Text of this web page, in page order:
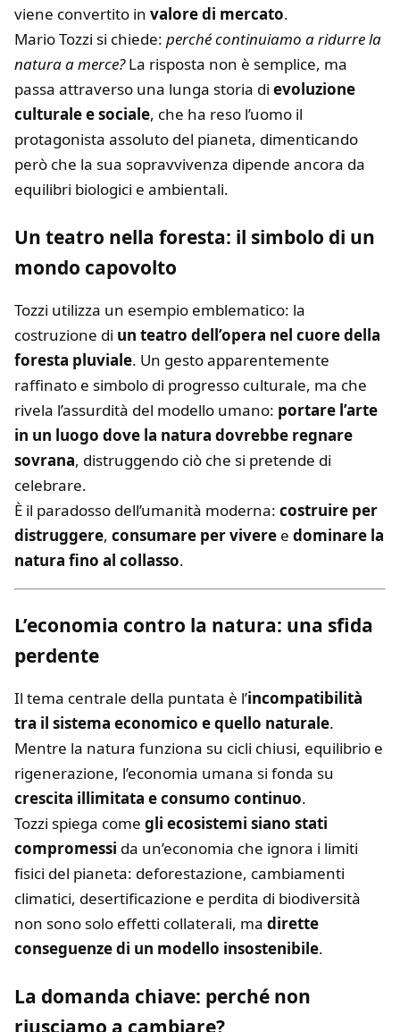
viene convertito in valore di mercato.
Mario Tozzi si chiede: perché continuiamo a ridurre la
natura a merce?La risposta non è semplice, ma
passa attraverso una lunga storia di evoluzione
culturale e sociale, che ha reso l’uomo il
protagonista assoluto del pianeta, dimenticando
però che la sua sopravvivenza dipende ancora da
equilibri biologici e ambientali.
Un teatro nella foresta: il simbolo di un
mondo capovolto
Tozzi utilizza un esempio emblematico: la
costruzione di un teatro dell’opera nel cuore della
foresta pluviale. Un gesto apparentemente
raffinato e simbolo di progresso culturale, ma che
rivela l’assurdità del modello umano: portare l’arte
in un luogo dove la natura dovrebbe regnare
sovrana, distruggendo ciò che si pretende di
celebrare.
È il paradosso dell’umanità moderna: costruire per
distruggere, consumare per vivere e dominare la
natura fino al collasso.
L’economia contro la natura: una sfida
perdente
Il tema centrale della puntata è l’incompatibilità
tra il sistema economico e quello naturale.
Mentre la natura funziona su cicli chiusi, equilibrio e
rigenerazione, l’economia umana si fonda su
crescita illimitata e consumo continuo.
Tozzi spiega come gli ecosistemi siano stati
compromessi da un’economia che ignora i limiti
fisici del pianeta: deforestazione, cambiamenti
climatici, desertificazione e perdita di biodiversità
non sono solo effetti collaterali, ma dirette
conseguenze di un modello insostenibile.
La domanda chiave: perché non
riusciamo a cambiare?